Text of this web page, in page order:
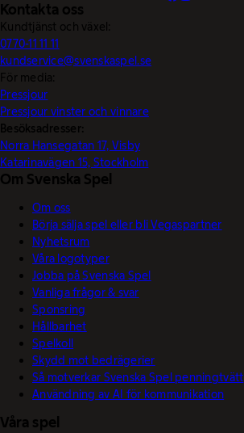
Kontakta oss
Kundtjänst och växel:
0770-11 11 11
kundservice@svenskaspel.se
För media:
Pressjour
Pressjour vinster och vinnare
Besöksadresser:
Norra Hansegatan 17, Visby
Katarinavägen 15, Stockholm
Om Svenska Spel
Om oss
Börja sälja spel eller bli Vegaspartner
Nyhetsrum
Våra logotyper
Jobba på Svenska Spel
Vanliga frågor & svar
Sponsring
Hållbarhet
Spelkoll
Skydd mot bedrägerier
Så motverkar Svenska Spel penningtvätt
Användning av AI för kommunikation
Våra spel